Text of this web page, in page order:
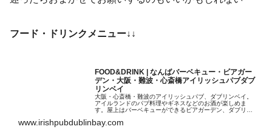
フード・ドリンクメニュー↓↓
FOOD&DRINK | なんばバーベキュー・ビアガー
デン・大阪・難波・心斎橋アイリッシュパブダブ
リンベイ
大阪・心斎橋・難波のアイリッシュパブ、ダブリンベイ。
アイルランドのパブ料理やギネスなどのお酒が楽しめま
す。屋上はバーベキューができるビアガーデン、ダブリン
が楽しめます。
www.irishpubdublinbay.com